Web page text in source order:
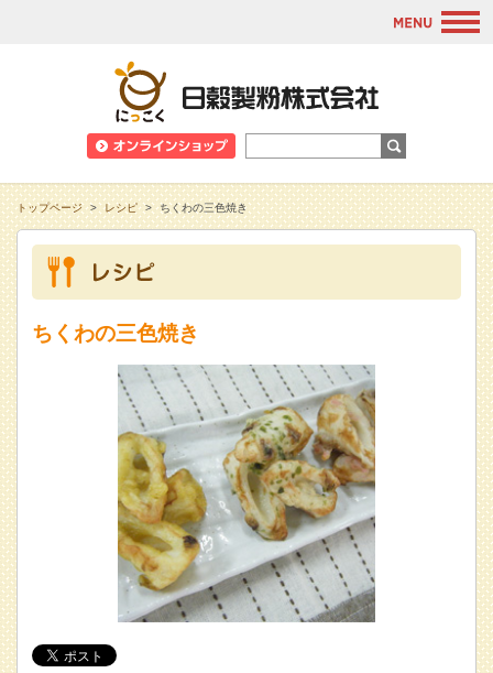
トップページ > レシピ > ちくわの三色焼き
ちくわの三色焼き